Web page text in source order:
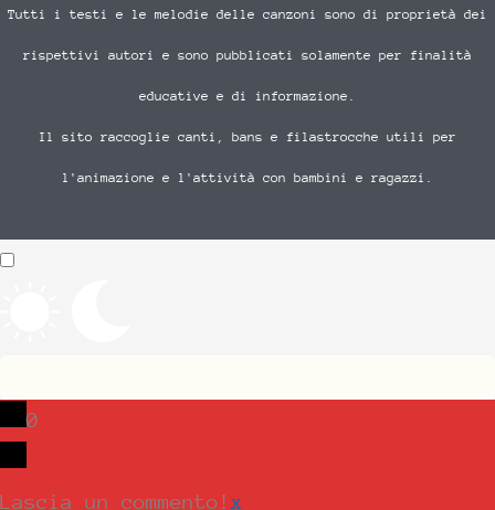
Tutti i testi e le melodie delle canzoni sono di proprietà dei
rispettivi autori e sono pubblicati solamente per finalità
educative e di informazione.
Il sito raccoglie canti, bans e filastrocche utili per
l'animazione e l'attività con bambini e ragazzi.
0
Lascia un commento! x